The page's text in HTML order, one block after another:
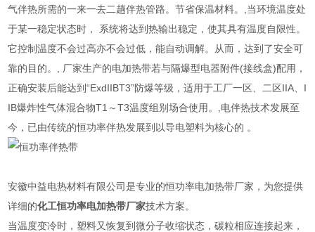
气伴热所需的一来一去二趟伴热管路。节省保温材料。,当环境温度处
于某一稳定状态时， 系统将达到热输出稳定，使其具有温度自限性。
它控制温度不会过高亦不会过低，能自动调解。从而，达到了安全可
靠的目的。, 厂家生产的电加热带若与隔爆型电器附件(接线盒)配用，
正确安装后能达到“ExdIIBT3”防爆等级，适用于工厂一区、二区IIA、I
IB爆炸性气体混合物T1～T3温度组别场合使用。,电伴热技术发展至
今，已由传统的恒功率伴热发展到以导电塑料为核心的 。
安徽中益电热材料有限公司是专业的恒功率电加热带厂家，为您提供
详细的化工恒功率电加热带厂家技术方案。
当温度变冷时，塑料又恢复到微分子收缩状态，碳粒相应连接起来，